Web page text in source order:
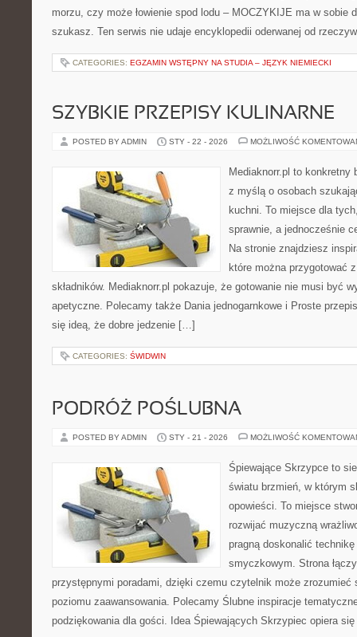
morzu, czy może łowienie spod lodu – MOCZYKIJE ma w sobie
szukasz. Ten serwis nie udaje encyklopedii oderwanej od
CATEGORIES: EGZAMIN WSTĘPNY NA STUDIA – JĘZYK NIEMIECKI
SZYBKIE PRZEPISY KULINARNE
POSTED BY ADMIN STY - 22 - 2026 MOŻLIWOŚĆ
Mediaknorr.pl to konkretny
z myślą o osobach
kuchni. To miejsce dla
sprawnie, a jednocześnie
Na stronie znajdziesz
które można przygotować
składników. Mediaknorr.pl pokazuje, że gotowanie nie musi być
apetyczne. Polecamy także Dania jednogarnkowe i Proste
się ideą, że dobre jedzenie […]
CATEGORIES: ŚWIDWIN
PODRÓŻ POŚLUBNA
POSTED BY ADMIN STY - 21 - 2026 MOŻLIWOŚĆ
Śpiewające Skrzypce to
światu brzmień, w którym
opowieści. To miejsce
rozwijać muzyczną
pragną doskonalić
smyczkowym. Strona
przystępnymi poradami, dzięki czemu czytelnik może zrozumieć
poziomu zaawansowania. Polecamy Ślubne inspiracje
podziękowania dla gości. Idea Śpiewających Skrzypiec opiera